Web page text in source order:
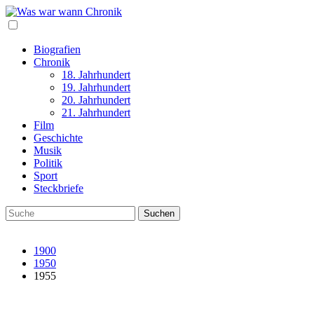
Biografien
Chronik
18. Jahrhundert
19. Jahrhundert
20. Jahrhundert
21. Jahrhundert
Film
Geschichte
Musik
Politik
Sport
Steckbriefe
1900
1950
1955